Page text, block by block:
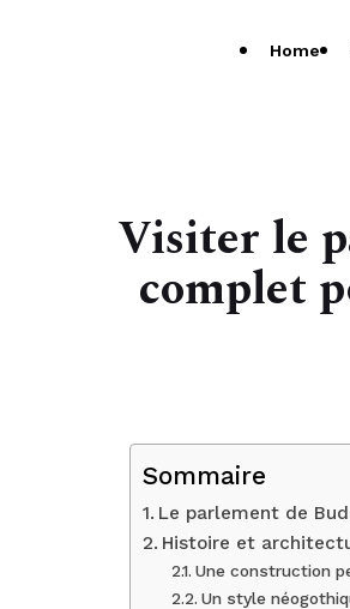
Home
Visiter le
complet
Sommaire
Le parlement de
Histoire et
Une construction
Un style